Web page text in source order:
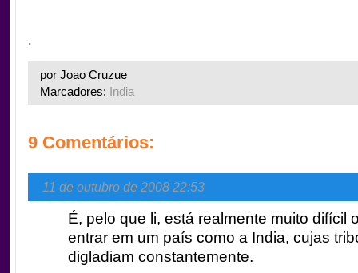
.
por Joao Cruzue
Marcadores: India
9 Comentários:
11 de outubro de 2008 22:53
É, pelo que li, está realmente muito difícil
entrar em um país como a India, cujas
digladiam constantemente.